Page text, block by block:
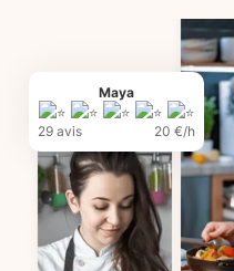
Maya
29 avis 20 €/h